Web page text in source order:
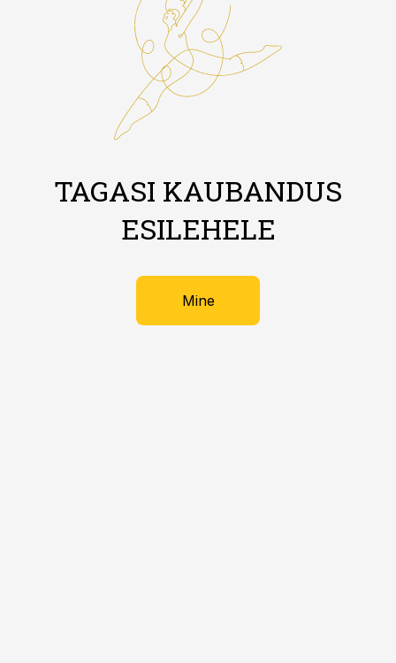
TAGASI KAUBANDUS
ESILEHELE
Mine